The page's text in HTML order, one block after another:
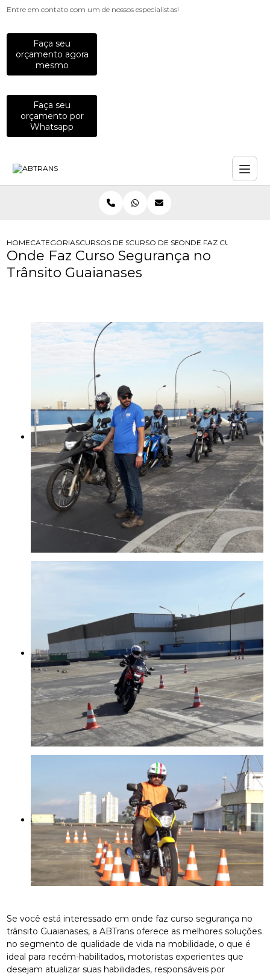
Entre em contato com um de nossos especialistas!
Faça seu
orçamento agora
mesmo
Faça seu
orçamento por
Whatsapp
HOMECATEGORIASCURSOS DE SEGURANCA NO TRANSITO
CURSO DE SEGURANCA NO
ONDE FAZ CURSO
Onde Faz Curso Segurança no
Trânsito Guaianases
Se você está interessado em onde faz curso segurança no
trânsito Guaianases, a ABTrans oferece as melhores soluções
no segmento de qualidade de vida na mobilidade, o que é
ideal para recém-habilitados, motoristas experientes que
desejam atualizar suas habilidades, responsáveis por